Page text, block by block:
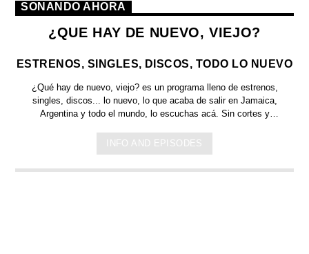
SONANDO AHORA
¿QUE HAY DE NUEVO, VIEJO?
ESTRENOS, SINGLES, DISCOS, TODO LO NUEVO
¿Qué hay de nuevo, viejo?es un programa lleno de estrenos,
singles, discos... lo nuevo, lo que acaba de salir enJamaica,
Argentina y todo el mundo, lo escuchas acá. Sin cortes y
INFO AND EPISODES